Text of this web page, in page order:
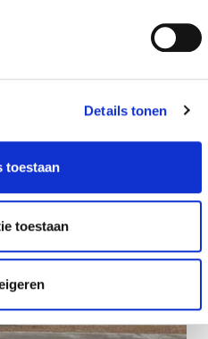
Details tonen
toestaan
toestaan